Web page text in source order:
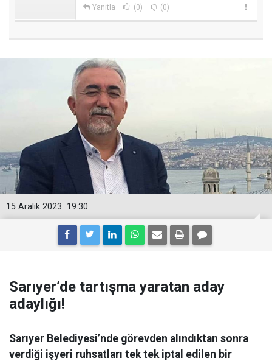
Yanıtla (0) (0)
19:30
15 Aralık 2023
Sarıyer’de tartışma yaratan aday
adaylığı!
Sarıyer Belediyesi’nde görevden alındıktan sonra
verdiği işyeri ruhsatları tek tek iptal edilen bir